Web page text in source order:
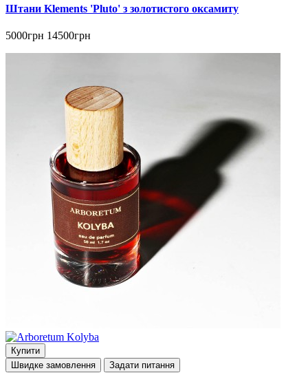
Штани Klements 'Pluto' з золотистого оксамиту
5000грн 14500грн
Купити
Швидке замовлення
Задати питання